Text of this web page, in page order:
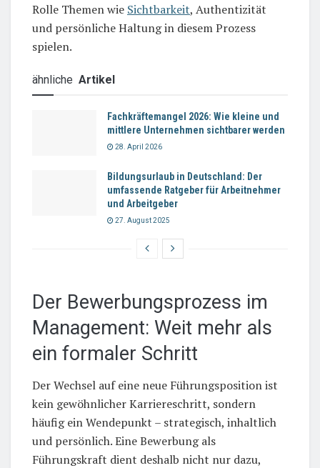
Rolle Themen wie Sichtbarkeit, Authentizität
und persönliche Haltung in diesem Prozess
spielen.
ähnliche Artikel
Fachkräftemangel 2026: Wie kleine und
mittlere Unternehmen sichtbarer werden
28. April 2026
Bildungsurlaub in Deutschland: Der
umfassende Ratgeber für Arbeitnehmer
und Arbeitgeber
27. August 2025
Der Bewerbungsprozess im
Management: Weit mehr als
ein formaler Schritt
Der Wechsel auf eine neue Führungsposition ist
kein gewöhnlicher Karriereschritt, sondern
häufig ein Wendepunkt – strategisch, inhaltlich
und persönlich. Eine Bewerbung als
Führungskraft dient deshalb nicht nur dazu,